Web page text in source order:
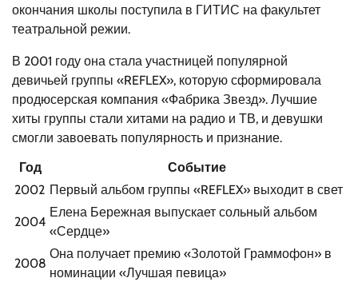
окончания школы поступила в ГИТИС на факультет
театральной режии.
В 2001 году она стала участницей популярной
девичьей группы «REFLEX», которую сформировала
продюсерская компания «Фабрика Звезд». Лучшие
хиты группы стали хитами на радио и ТВ, и девушки
смогли завоевать популярность и признание.
Год
Событие
2002 Первый альбом группы «REFLEX» выходит в свет
2004
Елена Бережная выпускает сольный альбом
«Сердце»
2008
Она получает премию «Золотой Граммофон» в
номинации «Лучшая певица»